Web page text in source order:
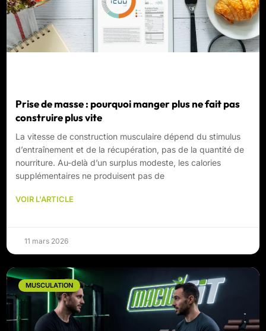
Prise de masse : pourquoi manger plus ne fait pas
construire plus vite
La vitesse de construction musculaire dépend du stimulus
d’entraînement et de la récupération, pas de la quantité de
nourriture. Au-delà d’un surplus modeste, les calories
supplémentaires ne produisent pas de
VOIR L'ARTICLE
11 mars 2026
MUSCULATION